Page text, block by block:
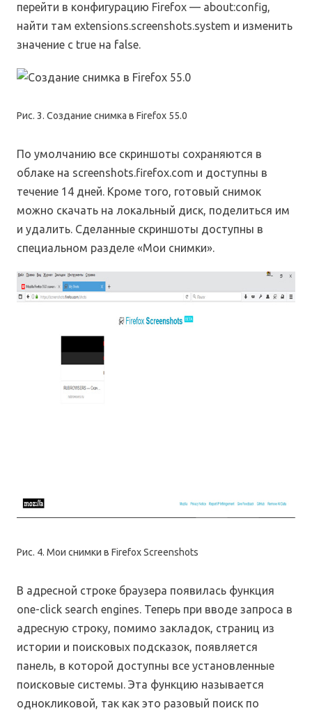
перейти в конфигурацию Firefox — about:config,
найти там extensions.screenshots.system и изменить
значение с true на false.
Рис. 3. Создание снимка в Firefox 55.0
По умолчанию все скриншоты сохраняются в
облаке на screenshots.firefox.com и доступны в
течение 14 дней. Кроме того, готовый снимок
можно скачать на локальный диск, поделиться им
и удалить. Сделанные скриншоты доступны в
специальном разделе «Мои снимки».
Рис. 4. Мои снимки в Firefox Screenshots
В адресной строке браузера появилась функция
one-click search engines. Теперь при вводе запроса в
адресную строку, помимо закладок, страниц из
истории и поисковых подсказок, появляется
панель, в которой доступны все установленные
поисковые системы. Эта функцию называется
однокликовой, так как это разовый поиск по